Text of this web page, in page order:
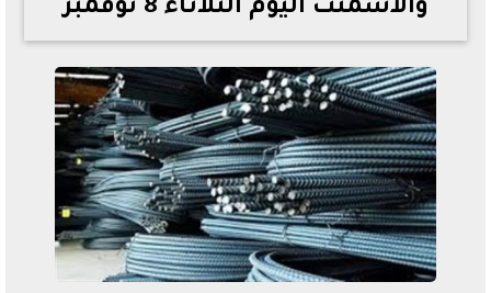
تصرف مثير من ميسي ونجوم الأرجنتين قبل مواجهة مصر
- 2026
تحسن حالة فضل شاكر الصحية وخروجه من المستشفى |
تفاصيل
أسعار الحديد والأسمنت اليوم الإثنين 6 - 7 - 2026
والأسمنت اليوم الثلاثاء 8 نوفمبر